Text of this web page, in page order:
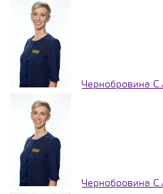
Чернобровина
Чернобровина